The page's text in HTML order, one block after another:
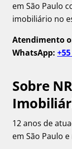
em São Paulo
imobiliário no
Atendimento
WhatsApp:
Sobre
12 anos de
em São Paulo